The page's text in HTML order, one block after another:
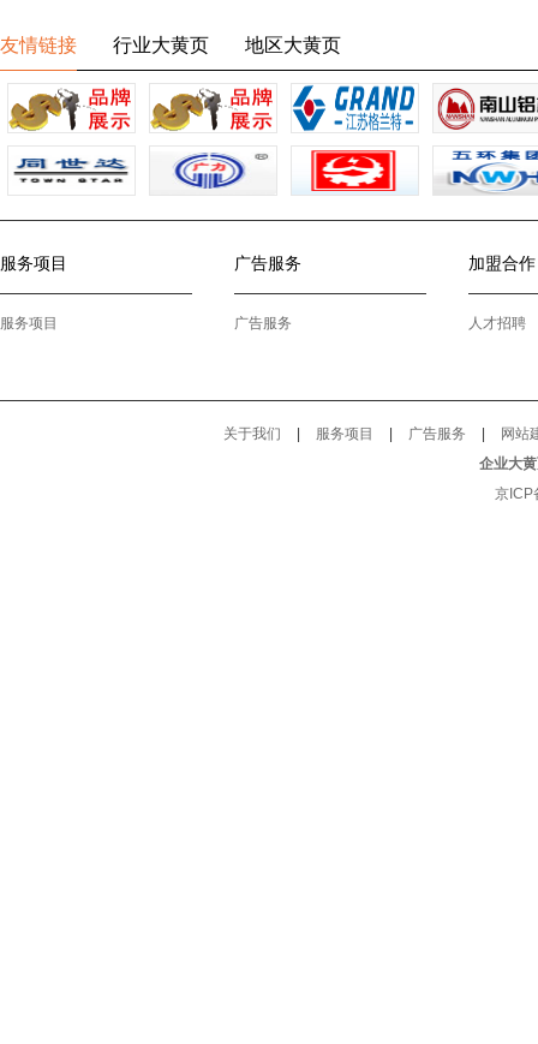
友情链接 行业大黄页 地区大黄页
服务项目
服务项目
广告服务
广告服务
加盟合作
人才招聘
关于我们 | 服务项目 | 广告服务 |
网站
企业大
京ICP